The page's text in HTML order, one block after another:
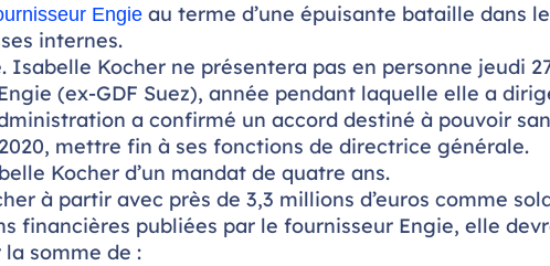
Engieau terme d’une épuisante bataille dans
internes.
Kocher ne présentera pas en personne jeudi
(ex-GDF Suez), année pendant laquelle elle a
a confirmé un accord destiné à pouvoir
mettre fin à ses fonctions de directrice générale.
Kocher d’un mandat de quatre ans.
à partir avec près de 3,3 millions d’euros comme
financières publiées par le fournisseur Engie, elle
somme de :